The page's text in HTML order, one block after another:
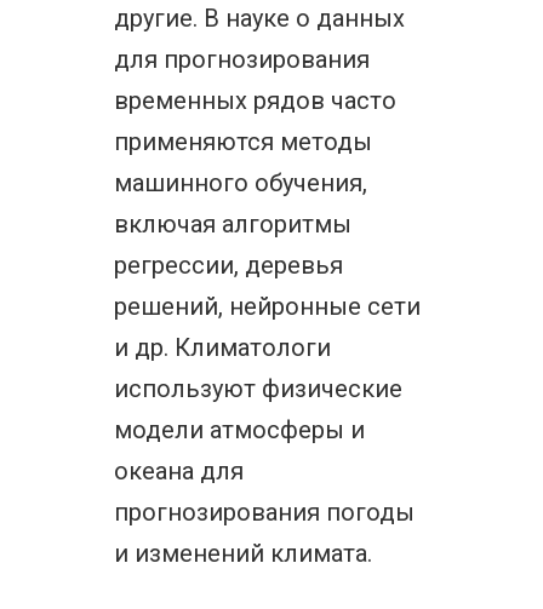
другие. В науке о данных
для прогнозирования
временных рядов часто
применяются методы
машинного обучения,
включая алгоритмы
регрессии, деревья
решений, нейронные сети
и др. Климатологи
используют физические
модели атмосферы и
океана для
прогнозирования погоды
и изменений климата.